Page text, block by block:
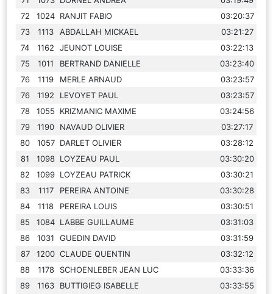
72
1024 RANJIT FABIO
03:20:37
73
1113 ABDALLAH MICKAEL
03:21:27
74
1162 JEUNOT LOUISE
03:22:13
75
1011 BERTRAND DANIELLE
03:23:40
76
1119 MERLE ARNAUD
03:23:57
76
1192 LEVOYET PAUL
03:23:57
78
1055 KRIZMANIC MAXIME
03:24:56
79
1190 NAVAUD OLIVIER
03:27:17
80
1057 DARLET OLIVIER
03:28:12
81
1098 LOYZEAU PAUL
03:30:20
82
1099 LOYZEAU PATRICK
03:30:21
83
1117 PEREIRA ANTOINE
03:30:28
84
1118 PEREIRA LOUIS
03:30:51
85
1084 LABBE GUILLAUME
03:31:03
86
1031 GUEDIN DAVID
03:31:59
87
1200 CLAUDE QUENTIN
03:32:12
88
1178 SCHOENLEBER JEAN LUC
03:33:36
89
1163 BUTTIGIEG ISABELLE
03:33:55